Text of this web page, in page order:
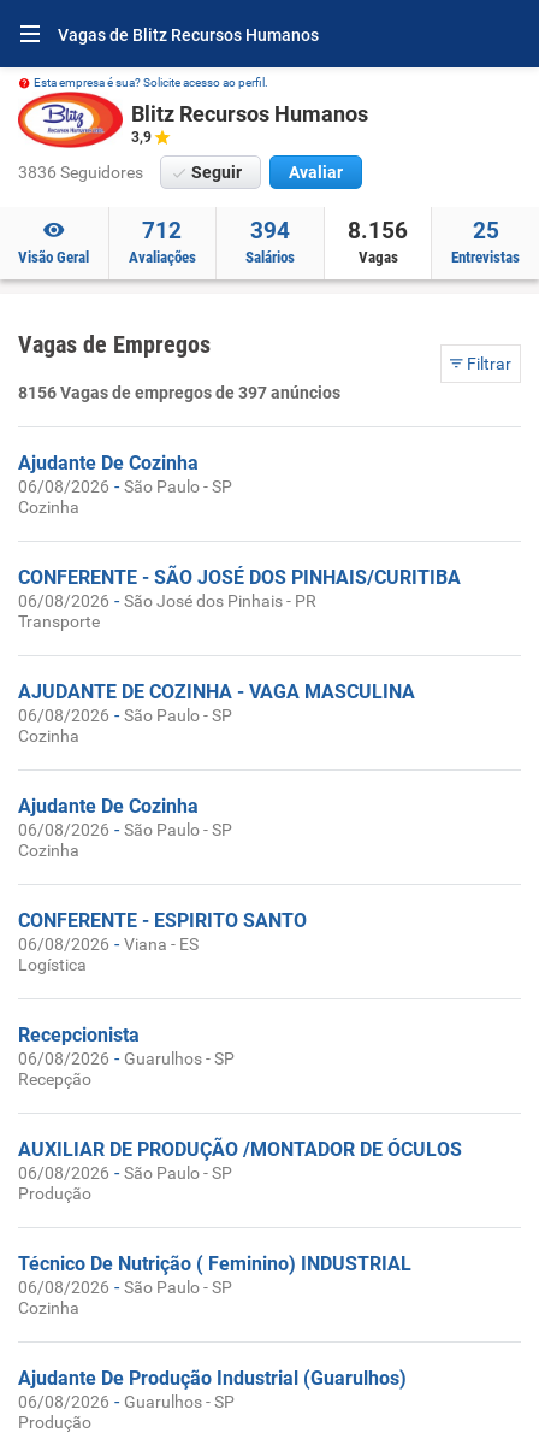
Vagas de Blitz Recursos Humanos
Esta empresa é sua? Solicite acesso ao perfil.
Blitz Recursos Humanos
3,9
3836 Seguidores Seguir Avaliar
Visão Geral
712
Avaliações
394
Salários
8.156
Vagas
25
Entrevistas
Vagas de Empregos
Filtrar
8156 Vagas de empregos de 397 anúncios
Ajudante De Cozinha
06/08/2026 -São Paulo - SP
Cozinha
CONFERENTE - SÃO JOSÉ DOS PINHAIS/CURITIBA
06/08/2026 -São José dos Pinhais - PR
Transporte
AJUDANTE DE COZINHA - VAGA MASCULINA
06/08/2026 -São Paulo - SP
Cozinha
Ajudante De Cozinha
06/08/2026 -São Paulo - SP
Cozinha
CONFERENTE - ESPIRITO SANTO
06/08/2026 -Viana - ES
Logística
Recepcionista
06/08/2026 - Guarulhos - SP
Recepção
AUXILIAR DE PRODUÇÃO /MONTADOR DE ÓCULOS
06/08/2026 -São Paulo - SP
Produção
Técnico De Nutrição ( Feminino) INDUSTRIAL
06/08/2026 -São Paulo - SP
Cozinha
Ajudante De Produção Industrial (Guarulhos)
06/08/2026 - Guarulhos - SP
Produção